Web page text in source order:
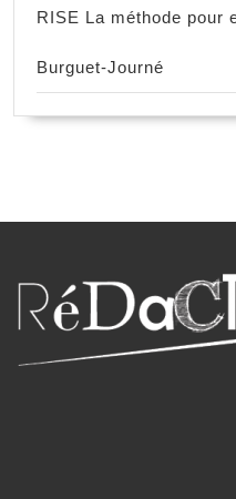
RISE La méthode pour
Burguet-Journé